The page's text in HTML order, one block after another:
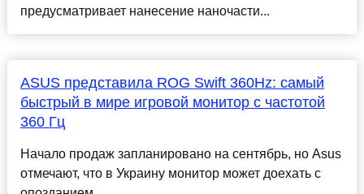
предусматривает нанесение наночасти...
ASUS представила ROG Swift 360Hz: самый
быстрый в мире игровой монитор с частотой
360 Гц
Начало продаж запланировано на сентябрь, но Asus
отмечают, что в Украину монитор может доехать с